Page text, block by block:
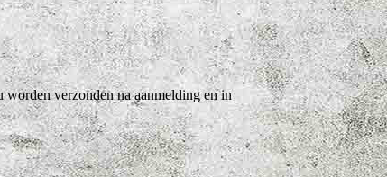
verzonden na aanmelding en in